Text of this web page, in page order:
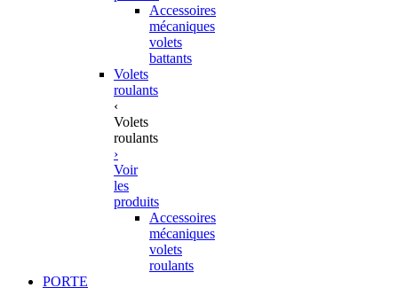
Accessoires
mécaniques
volets
battants
Volets
roulants
‹
Volets
roulants
›
Voir
les
produits
Accessoires
mécaniques
volets
roulants
PORTE